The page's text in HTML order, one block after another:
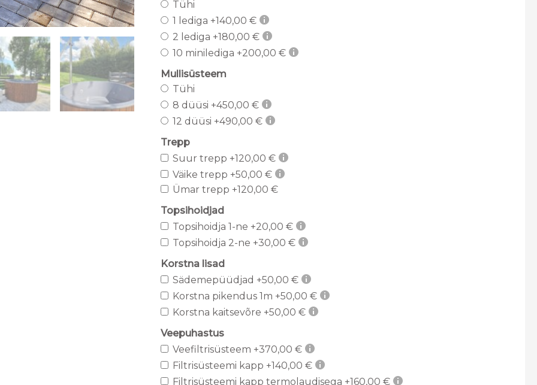
Tühi
1 lediga +140,00 €
2 lediga +180,00 €
10 minilediga +200,00 €
Mullisüsteem
Tühi
8 düüsi +450,00 €
12 düüsi +490,00 €
Trepp
Suur trepp +120,00 €
Väike trepp +50,00 €
Ümar trepp +120,00 €
Topsihoidjad
Topsihoidja 1-ne +20,00 €
Topsihoidja 2-ne +30,00 €
Korstna lisad
Sädemepüüdjad +50,00 €
Korstna pikendus 1m +50,00 €
Korstna kaitsevõre +50,00 €
Veepuhastus
Veefiltrisüsteem +370,00 €
Filtrisüsteemi kapp +140,00 €
Filtrisüsteemi kapp termolaudisega +160,00 €